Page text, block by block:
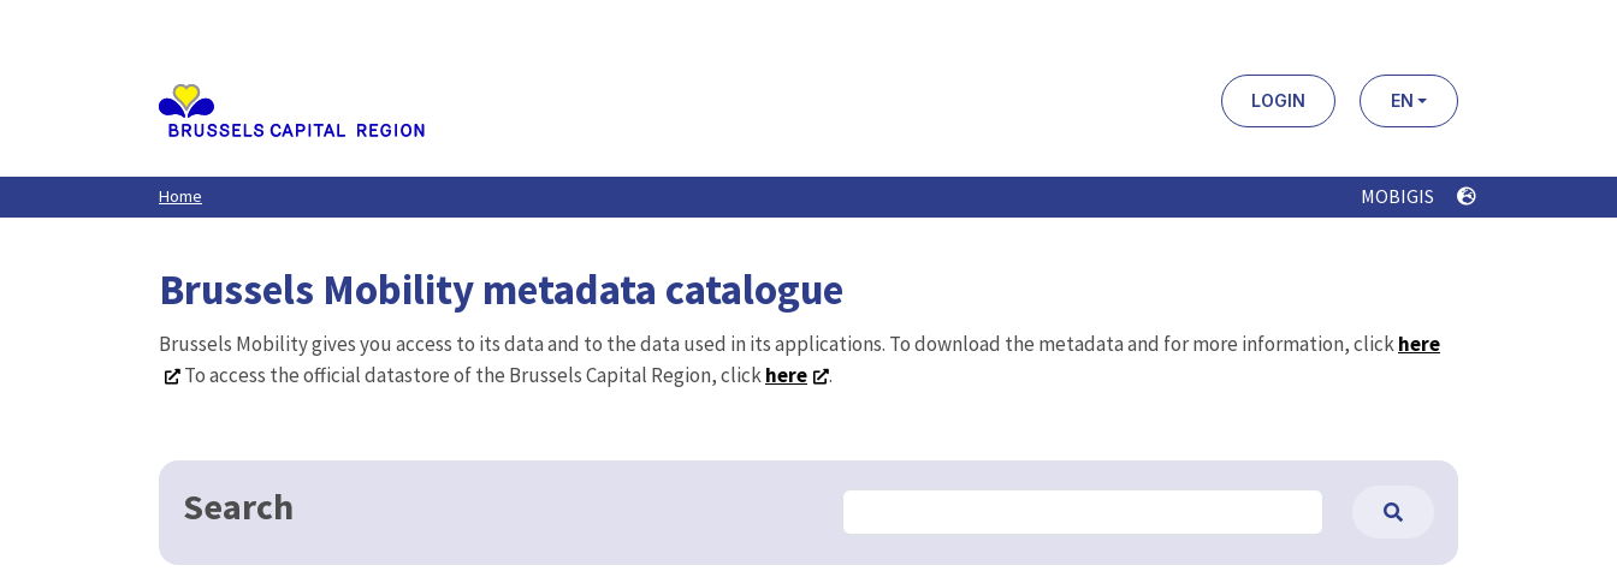
LOGIN EN
Home MOBIGIS
Brussels Mobility metadata catalogue
Brussels Mobility gives you access to its data and to the data used in its applications. To download the metadata and for more information, clickhere
To access the official datastore of the Brussels Capital Region, clickhere .
Search